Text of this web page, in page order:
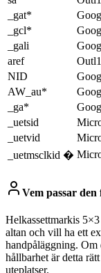
_gat*
_gcl*
_gali
aref
NID
AW_au*
_ga*
_uetsid
_uetvid
_uetmsclkid �
Vem passar den
Helkassettmarkis
altan och vill ha ett
handpåläggning.
hållbarhet är detta
uteplatser.